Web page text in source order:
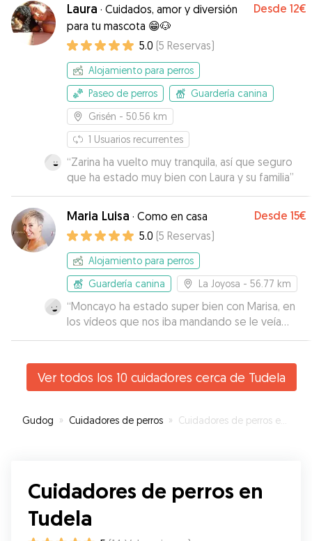
Laura · Cuidados, amor y diversión
para tu mascota 😁🐶
Desde 12€
5.0 (5 Reservas)
Alojamiento para perros
Paseo de perros
Guardería canina
Grisén - 50.56 km
1 Usuarios recurrentes
“Zarina ha vuelto muy tranquila, así que seguro
que ha estado muy bien con Laura y su familia”
Maria Luisa · Como en casa Desde 15€
5.0 (5 Reservas)
Alojamiento para perros
Guardería canina
La Joyosa - 56.77 km
“Moncayo ha estado super bien con Marisa, en
los vídeos que nos iba mandando se le veía
súper contento y tranquilo. Sin duda
Ver todos los 10 cuidadores cerca de Tudela
Gudog » Cuidadores de perros » Cuidadores de perros en Tudela
Cuidadores de perros en
Tudela